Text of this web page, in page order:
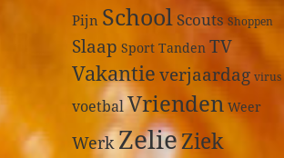
Pijn School Scouts Shoppen
Slaap Sport Tanden TV
Vakantie verjaardag virus
voetbalVrienden Weer
WerkZelieZiek